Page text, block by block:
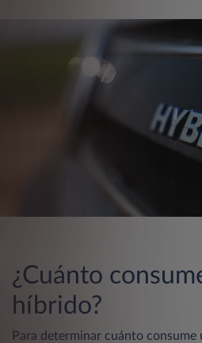
¿Cuánto
híbrido?
Para determinar cuánto